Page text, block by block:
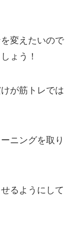
変えたいので
ょう！
が筋トレでは
ニングを取り
るようにして